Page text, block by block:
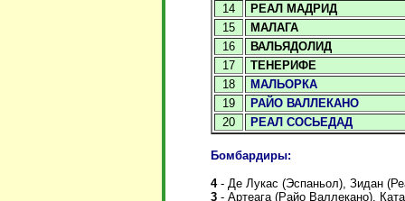
14
РЕАЛ МАДРИД
15
МАЛАГА
16
ВАЛЬЯДОЛИД
17
ТЕНЕРИФЕ
18
МАЛЬОРКА
19
РАЙО ВАЛЛЕКАНО
20
РЕАЛ СОСЬЕДАД
Бомбардиры:
4 - Де Лукас (Эспаньол), Зидан
3 - Артеага (Райо Валлекано),